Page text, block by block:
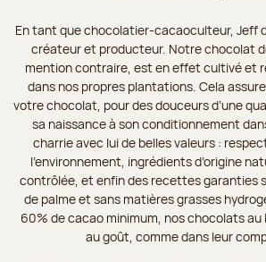
En tant que chocolatier-cacaoculteur, Jeff
créateur et producteur. Notre chocolat
mention contraire, est en effet cultivé et
dans nos propres plantations. Cela
votre chocolat, pour des douceurs d’une
sa naissance à son conditionnement
charrie avec lui de belles valeurs :
l’environnement, ingrédients d’origine
contrôlée, et enfin des recettes garanties
de palme et sans matières grasses
60% de cacao minimum, nos chocolats
au goût, comme dans leur